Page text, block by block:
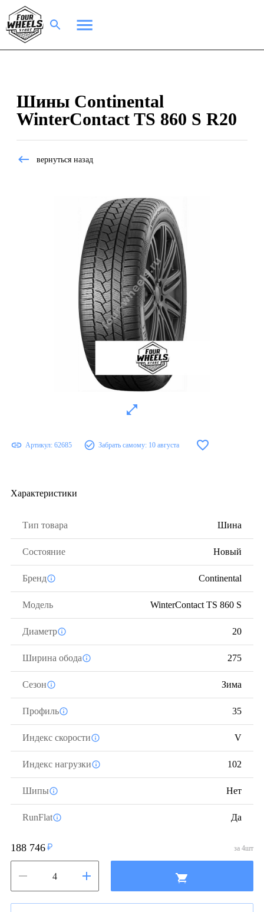
Шины Continental
WinterContact TS 860 S R20
вернуться назад
Артикул: 62685 Забрать самому: 10 августа
Характеристики
Тип товара Шина
Состояние Новый
Бренд Continental
Модель WinterContact TS 860 S
Диаметр 20
Ширина обода 275
Сезон Зима
Профиль 35
Индекс скорости V
Индекс нагрузки 102
Шипы Нет
RunFlat Да
188 746 за 4шт